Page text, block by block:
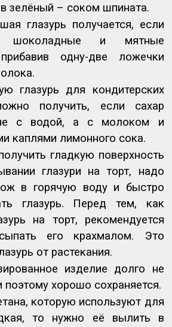
зелёный – соком шпината.
глазурь получается, если
шоколадные и мятные
одну-две ложечки
глазурь для кондитерских
получить, если сахар
с водой, а с молоком и
каплями лимонного сока.
гладкую поверхность
глазури на торт, надо
в горячую воду и быстро
глазурь. Перед тем, как
на торт, рекомендуется
его крахмалом. Это
от растекания.
изделие долго не
поэтому хорошо сохраняется.
которую используют для
то нужно её вылить в